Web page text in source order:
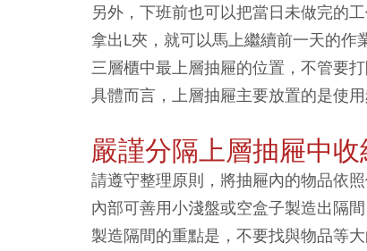
另外，下班前也可以把當日未做完的
拿出L夾，就可以馬上繼續前一天的作
三層櫃中最上層抽屜的位置，不管要
具體而言，上層抽屜主要放置的是使
嚴謹分隔上層抽屜中
請遵守整理原則，將抽屜內的物品依
內部可善用小淺盤或空盒子製造出隔
製造隔間的重點是，不要找與物品等